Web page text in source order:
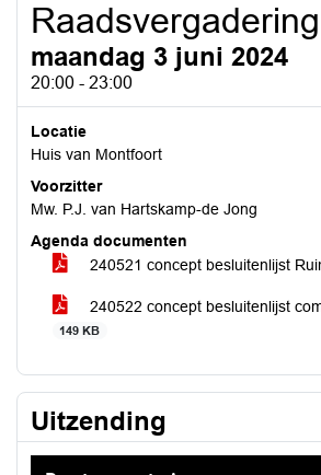
Raadsvergadering
maandag 3 juni 2024
20:00 - 23:00
Locatie
Huis van Montfoort
Voorzitter
Mw. P.J. van Hartskamp-de Jong
Agenda documenten
240521 concept besluitenlijst
240522 concept besluitenlijst
149 KB
Uitzending